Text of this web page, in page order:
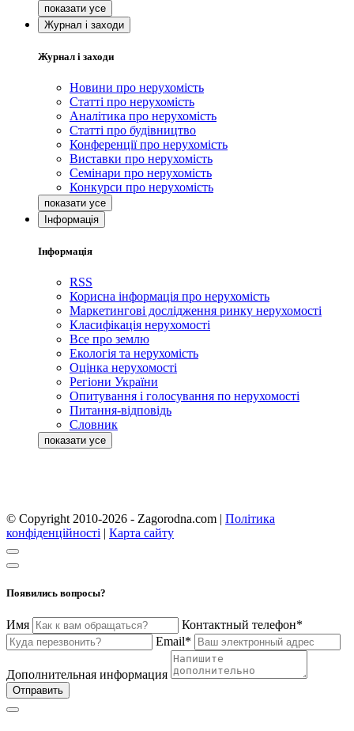
Журнал і заходи
Журнал і заходи
Новини про нерухомість
Статті про нерухомість
Аналітика про нерухомість
Статті про будівництво
Конференції про нерухомість
Виставки про нерухомість
Семінари про нерухомість
Конкурси про нерухомість
Інформація
Інформація
RSS
Корисна інформація про нерухомість
Маркетингові дослідження ринку нерухомості
Класифікація нерухомості
Все про землю
Екологія та нерухомість
Оцінка нерухомості
Регіони України
Опитування і голосування по нерухомості
Питання-відповідь
Словник
© Copyright 2010-2026 - Zagorodna.com | Політика
конфіденційності | Карта сайту
Появились вопросы?
Имя
Контактный телефон*
Email*
Дополнительная информация
Отправить